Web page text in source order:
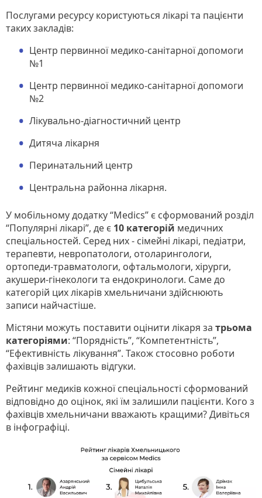
Послугами ресурсу користуються лікарі та пацієнти
таких закладів:
Центр первинної медико-санітарної допомоги
№1
Центр первинної медико-санітарної допомоги
№2
Лікувально-діагностичний центр
Дитяча лікарня
Перинатальний центр
Центральна районна лікарня.
У мобільному додатку “Medics” є сформований розділ
“Популярні лікарі”, де є 10 категорій медичних
спеціальностей. Серед них - сімейні лікарі, педіатри,
терапевти, невропатологи, отоларингологи,
ортопеди-травматологи, офтальмологи, хірурги,
акушери-гінекологи та ендокринологи. Саме до
категорій цих лікарів хмельничани здійснюють
записи найчастіше.
Містяни можуть поставити оцінити лікаря за трьома
категоріями: “Порядність”, “Компетентність”,
“Ефективність лікування”. Також стосовно роботи
фахівців залишають відгуки.
Рейтинг медиків кожної спеціальності сформований
відповідно до оцінок, які їм залишили пацієнти. Кого з
фахівців хмельничани вважають кращими? Дивіться
в інфографіці.